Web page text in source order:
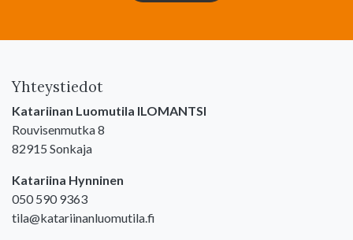
Yhteystiedot
Katariinan Luomutila ILOMANTSI
Rouvisenmutka 8
82915 Sonkaja
Katariina Hynninen
050 590 9363
tila@katariinanluomutila.fi